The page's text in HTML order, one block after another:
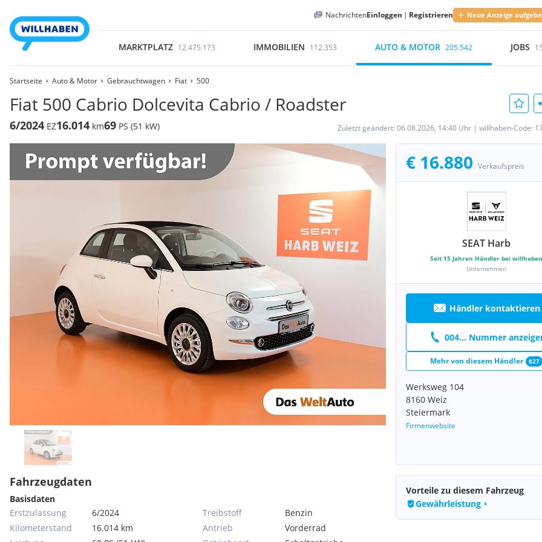
NachrichtenEinloggen | Registrieren Neue Anzeige
MARKTPLATZ 12.475.173 IMMOBILIEN 112.353 AUTO & MOTOR 205.542 JOBS
Startseite Auto & Motor Gebrauchtwagen Fiat 500
Fiat 500 Cabrio Dolcevita Cabrio / Roadster
6/2024 EZ16.014 km69 PS (51 kW) Zuletzt geändert: 06.08.2026, 14:40 Uhr | willhaben-Code:
€ 16.880 Verkaufspreis
SEAT Harb
Seit 15 Jahren Händler bei willhaben
Unternehmen
Händler kontaktieren
004... Nummer
Mehr von diesem Händler 627
Werksweg 104
8160 Weiz
Steiermark
Firmenwebsite
Fahrzeugdaten
Basisdaten
Erstzulassung
6/2024
Kilometerstand
16.014 km
Treibstoff
Benzin
Antrieb
Vorderrad
Vorteile zu diesem Fahrzeug
Gewährleistung